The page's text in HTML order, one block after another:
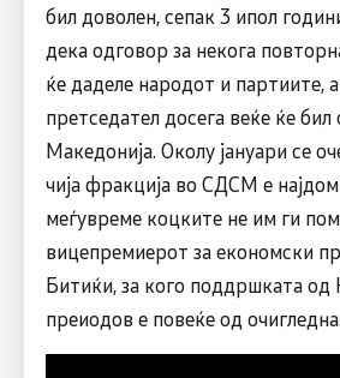
бил доволен, сепак 3 ипол
дека одговор за некога
ќе даделе народот и партиите,
претседател досега веќе ќе бил
Македонија. Околу јануари се
чија фракција во СДСМ е
меѓувреме коцките не им ги
вицепремиерот за економски
Битиќи, за кого поддршката од
преиодов е повеќе од очигледна.